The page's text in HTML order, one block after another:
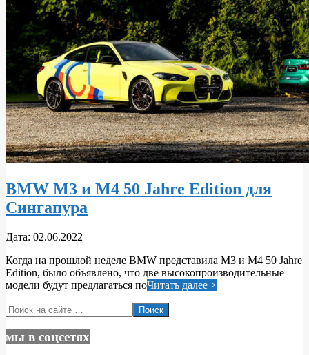
BMW M3 и M4 50 Jahre Edition для
Сингапура
2022-
02
Дата: 02.06.2022
Когда на прошлой неделе BMW представила M3 и M4 50 Jahre
Edition, было объявлено, что две высокопроизводительные
модели будут предлагаться поЧитать далее >
Поиск
мы в соцсетях